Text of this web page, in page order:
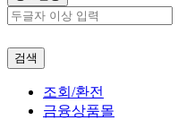
검색
조회/환전
금융상품몰